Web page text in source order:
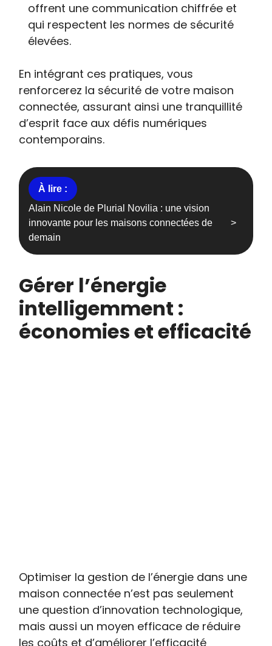
offrent une communication chiffrée et
qui respectent les normes de sécurité
élevées.
En intégrant ces pratiques, vous
renforcerez la sécurité de votre maison
connectée, assurant ainsi une tranquillité
d’esprit face aux défis numériques
contemporains.
Alain Nicole de Plurial Novilia : une vision
innovante pour les maisons connectées de
demain
Gérer l’énergie
intelligemment :
économies et efficacité
Optimiser la gestion de l’énergie dans une
maison connectée n’est pas seulement
une question d’innovation technologique,
mais aussi un moyen efficace de réduire
les coûts et d’améliorer l’efficacité